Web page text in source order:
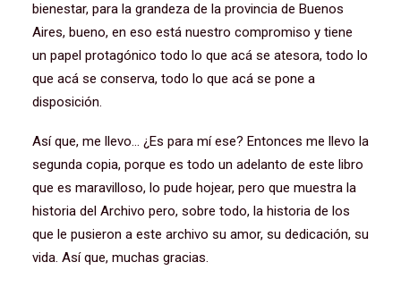
bienestar, para la grandeza de la provincia de Buenos
Aires, bueno, en eso está nuestro compromiso y tiene
un papel protagónico todo lo que acá se atesora, todo lo
que acá se conserva, todo lo que acá se pone a
disposición.
Así que, me llevo… ¿Es para mí ese? Entonces me llevo la
segunda copia, porque es todo un adelanto de este libro
que es maravilloso, lo pude hojear, pero que muestra la
historia del Archivo pero, sobre todo, la historia de los
que le pusieron a este archivo su amor, su dedicación, su
vida. Así que, muchas gracias.